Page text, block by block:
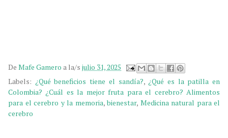
De Mafe Gamero a la/s julio 31, 2025
Labels: ¿Qué beneficios tiene el sandía?, ¿Qué es la patilla en
Colombia? ¿Cuál es la mejor fruta para el cerebro? Alimentos
para el cerebro y la memoria,bienestar, Medicina natural para el
cerebro